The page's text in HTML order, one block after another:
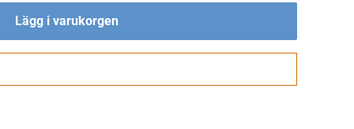
Lägg i varukorgen